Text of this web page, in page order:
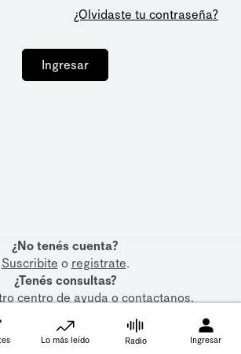
¿Olvidaste tu contraseña?
Ingresar
¿No tenés cuenta?
Suscribite o registrate.
¿Tenés consultas?
centro de ayudaocontactanos.
Lo más leído Radio Ingresar